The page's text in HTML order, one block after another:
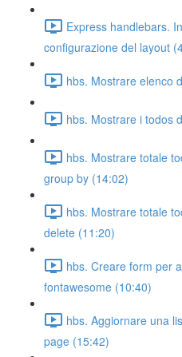
Express handlebars.
configurazione del layout
hbs. Mostrare elenco
hbs. Mostrare i todos
hbs. Mostrare totale
group by (14:02)
hbs. Mostrare totale
delete (11:20)
hbs. Creare form per
fontawesome (10:40)
hbs. Aggiornare una
page (15:42)